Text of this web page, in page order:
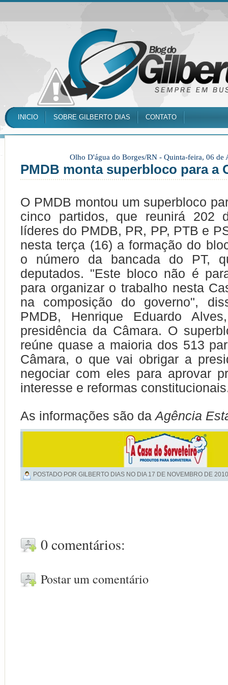
INICIO SOBRE GILBERTO DIAS CONTATO
Olho D'água do Borges/RN - Quinta-feira, 06 de
PMDB monta superbloco para a
O PMDB montou um superbloco
cinco partidos, que reunirá 202
líderes do PMDB, PR, PP, PTB e
nesta terça (16) a formação do
o número da bancada do PT,
deputados. "Este bloco não é
para organizar o trabalho nesta
na composição do governo",
PMDB, Henrique Eduardo
presidência da Câmara. O
reúne quase a maioria dos 513
Câmara, o que vai obrigar a
negociar com eles para aprovar
interesse e reformas
As informações são daAgência
POSTADO POR GILBERTO DIAS NO DIA 17 DE NOVEMBRO DE 2010
0 comentários:
Postar um comentário